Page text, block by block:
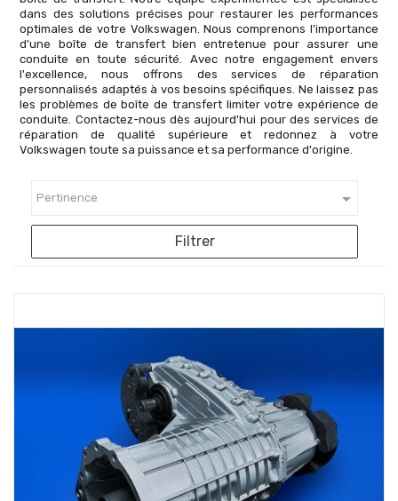
dans des solutions précises pour restaurer les performances
optimales de votre Volkswagen. Nous comprenons l'importance
d'une boîte de transfert bien entretenue pour assurer une
conduite en toute sécurité. Avec notre engagement envers
l'excellence, nous offrons des services de réparation
personnalisés adaptés à vos besoins spécifiques. Ne laissez pas
les problèmes de boîte de transfert limiter votre expérience de
conduite. Contactez-nous dès aujourd'hui pour des services de
réparation de qualité supérieure et redonnez à votre
Volkswagen toute sa puissance et sa performance d'origine.
Pertinence 
Filtrer